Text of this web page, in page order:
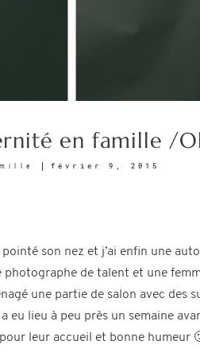
en famille /
février 9, 2015
son nez et j’ai enfin une
de talent et une
une partie de salon avec des
lieu à peu près un semaine
leur accueil et bonne humeur